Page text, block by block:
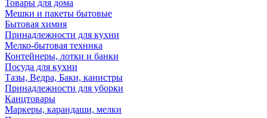
Товары для дома
Мешки и пакеты бытовые
Бытовая химия
Принадлежности для кухни
Мелко-бытовая техника
Контейнеры, лотки и банки
Посуда для кухни
Тазы, Ведра, Баки, канистры
Принадлежности для уборки
Канцтовары
Маркеры, карандаши, мелки